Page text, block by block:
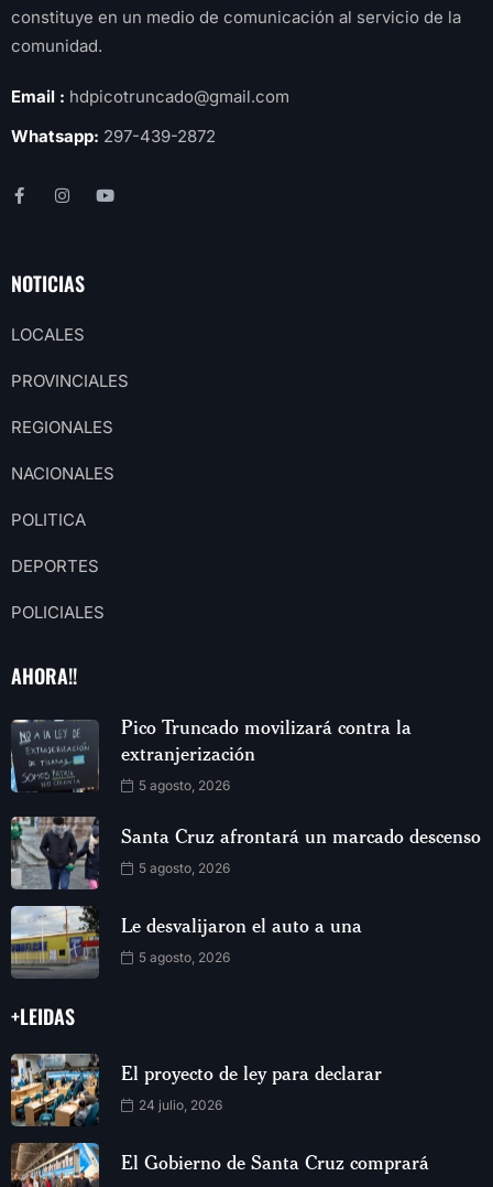
constituye en un medio de comunicación al servicio de la
comunidad.
Email : hdpicotruncado@gmail.com
Whatsapp: 297-439-2872
NOTICIAS
LOCALES
PROVINCIALES
REGIONALES
NACIONALES
POLITICA
DEPORTES
POLICIALES
AHORA!!
Pico Truncado movilizará contra la
extranjerización
5 agosto, 2026
Santa Cruz afrontará un marcado descenso
5 agosto, 2026
Le desvalijaron el auto a una
5 agosto, 2026
+LEIDAS
El proyecto de ley para declarar
24 julio, 2026
El Gobierno de Santa Cruz comprará